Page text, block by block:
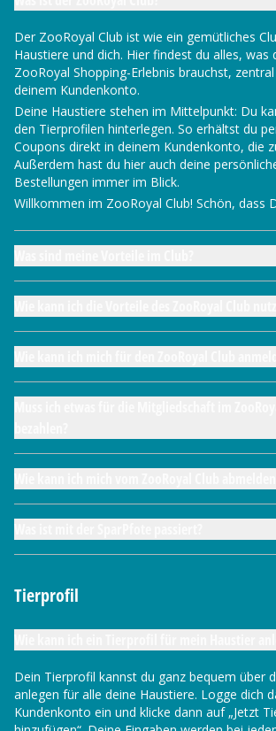
Der ZooRoyal Club ist wie ein gemütliches
Haustiere und dich. Hier findest du alles, was
ZooRoyal Shopping-Erlebnis brauchst,
deinem Kundenkonto.
Deine Haustiere stehen im Mittelpunkt: Du
den Tierprofilen hinterlegen. So erhältst du
Coupons direkt in deinem Kundenkonto, die
Außerdem hast du hier auch deine
Bestellungen immer im Blick.
Willkommen im ZooRoyal Club! Schön, dass
Tierprofil
Dein Tierprofil kannst du ganz bequem über
anlegen für alle deine Haustiere. Logge dich
Kundenkonto ein und klicke dann auf „Jetzt